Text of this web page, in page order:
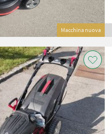
Macchina nuova